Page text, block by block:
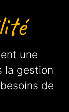
une
la gestion
de